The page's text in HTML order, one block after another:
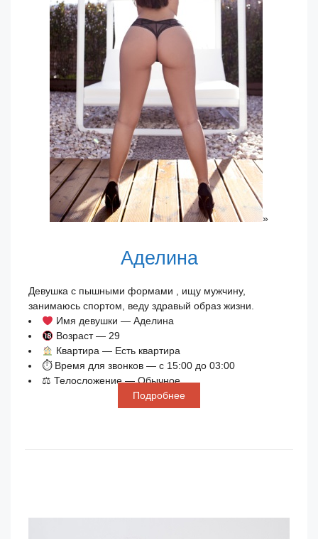
»
Аделина
Девушка с пышными формами , ищу мужчину,
занимаюсь спортом, веду здравый образ жизни.
Имя девушки — Аделина
Возраст — 29
Квартира — Есть квартира
⏱ Время для звонков — с 15:00 до 03:00
⚖ Телосложение — Обычное
Подробнее